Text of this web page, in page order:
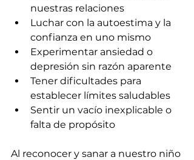
nuestras relaciones
Luchar con la autoestima y la
confianza en uno mismo
Experimentar ansiedad o
depresión sin razón aparente
Tener dificultades para
establecer límites saludables
Sentir un vacío inexplicable o
falta de propósito
Al reconocer y sanar a nuestro niño